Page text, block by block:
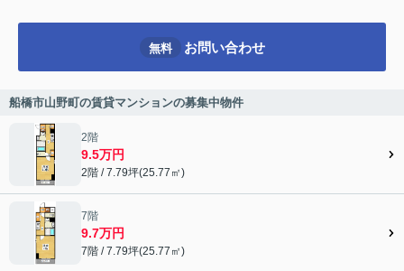
無料 お問い合わせ
船橋市山野町の賃貸マンションの募集中物件
2階
9.5万円
2階 / 7.79坪(25.77㎡)
7階
9.7万円
7階 / 7.79坪(25.77㎡)